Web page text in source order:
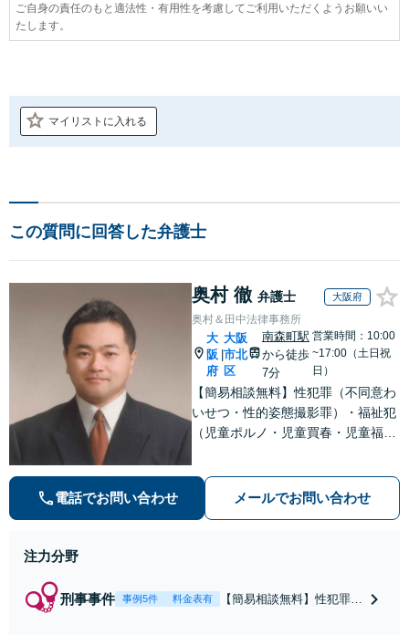
ご自身の責任のもと適法性・有用性を考慮してご利用いただくようお願いい
たします。
マイリストに入れる
この質問に回答した弁護士
奥村 徹 弁護士 大阪府
奥村＆田中法律事務所
大
阪
府
大阪
市北
区
南森町駅
から徒歩
7分
営業時間：10:00
~17:00（土日祝
日）
【簡易相談無料】性犯罪（不同意わ
いせつ・性的姿態撮影罪）・福祉犯
（児童ポルノ・児童買春・児童福祉
等）に非常に詳しい弁護士です
電話でお問い合わせ メールでお問い合わせ
注力分野
刑事事件 事例5件 料金表有
【簡易相談無料】性犯罪